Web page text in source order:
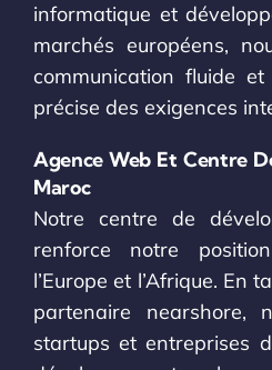
informatique et
marchés européens,
communication fluide
précise des exigences
Agence Web Et Centre
Maroc
Notre centre de
renforce notre
l’Europe et l’Afrique. En
partenaire nearshore,
startups et entreprises